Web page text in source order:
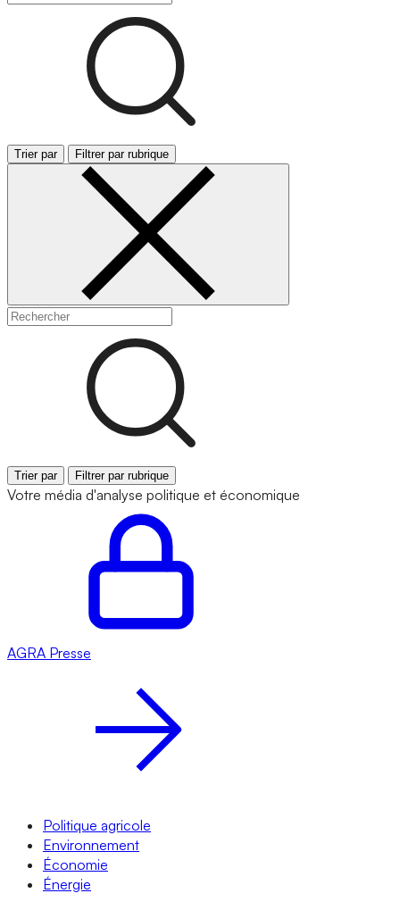
Trier par Filtrer par rubrique
Trier par Filtrer par rubrique
Votre média d'analyse politique et économique
AGRA Presse
Politique agricole
Environnement
Économie
Énergie